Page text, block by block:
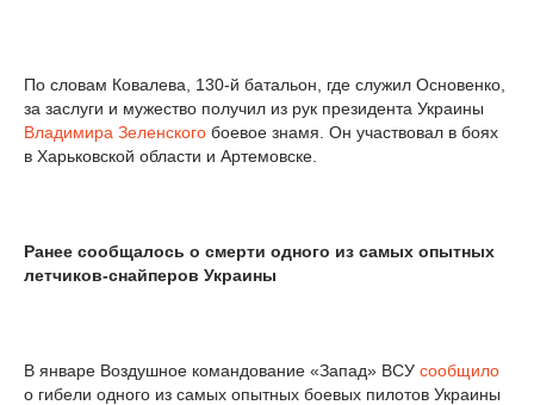
По словам Ковалева, 130-й батальон, где служил Основенко,
за заслуги и мужество получил из рук президента Украины
Владимира Зеленского боевое знамя. Он участвовал в боях
в Харьковской области и Артемовске.
Ранее сообщалось о смерти одного из самых опытных
летчиков-снайперов Украины
В январе Воздушное командование «Запад» ВСУ сообщило
о гибели одного из самых опытных боевых пилотов Украины